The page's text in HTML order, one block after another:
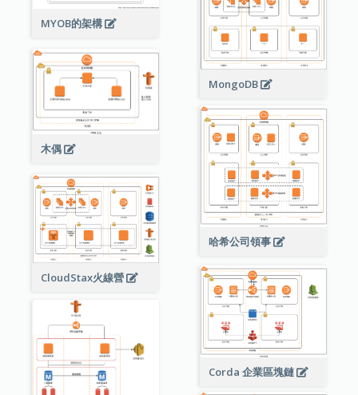
MYOB的架構
MongoDB
木偶
哈希公司領事
CloudStax火線營
Corda 企業區塊鏈